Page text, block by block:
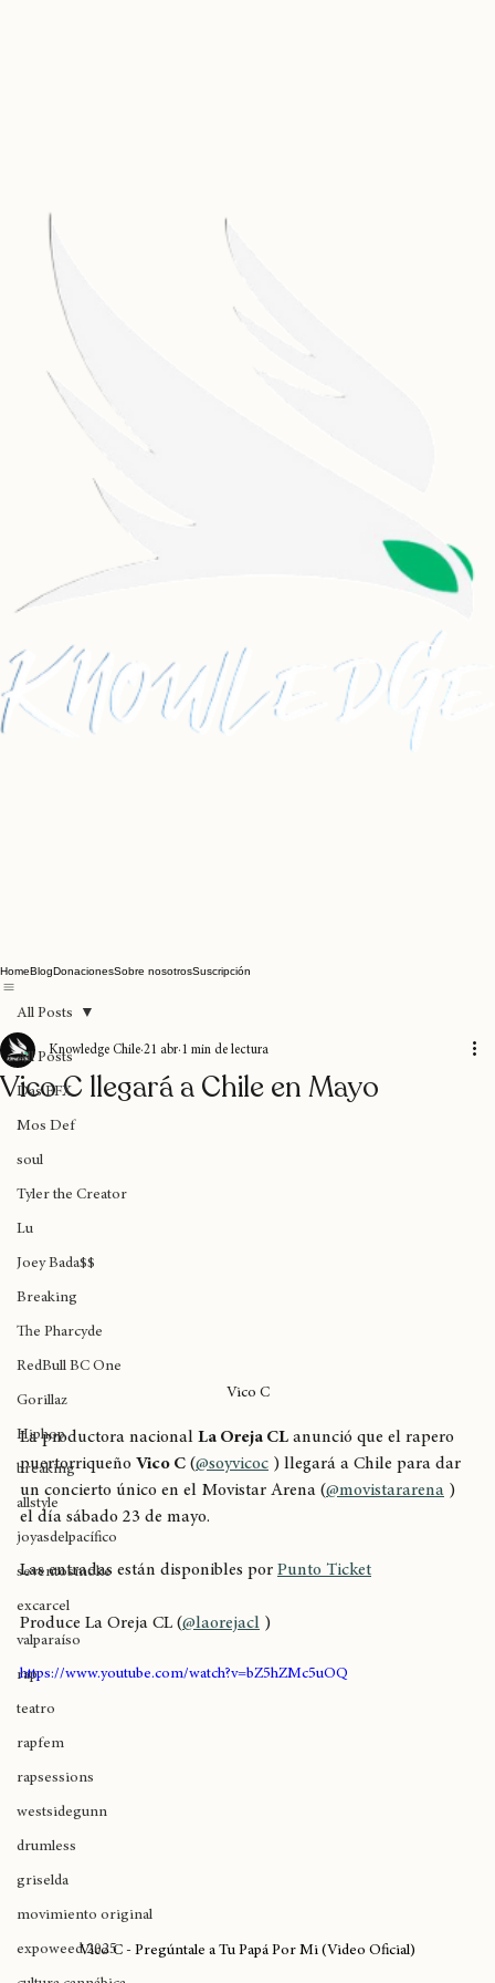
HomeBlog Donaciones
All Posts
Das EFX
Mos Def
soul
Tyler the Creator
Lu
Joey Bada$$
Breaking
The Pharcyde
RedBull BC One
Gorillaz
Hiphop
breaking
allstyle
joyasdelpacífico
seventosmoke
excarcel
valparaíso
rap
teatro
rapfem
rapsessions
westsidegunn
drumless
griselda
movimiento original
All Posts
Vico C llegará a Chile en Mayo
Knowledge Chile 21 abr 1 min de lectura
Vico C
La productora nacional La Oreja CL anunció que el rapero
puertorriqueño Vico C (@soyvicoc ) llegará a Chile para dar
un concierto único en el Movistar Arena (
Las entradas están disponibles por
https://www.youtube.com/watch?v=bZ5hZMc5uOQ